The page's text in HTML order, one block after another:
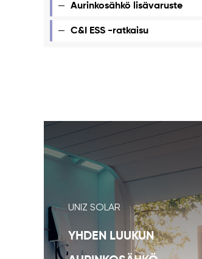
Aurinkosähkö lisävaruste
C&I ESS -ratkaisu
UNIZ SOLAR
YHDEN LUUKUN